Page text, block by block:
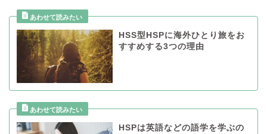
HSS型HSPに海外ひとり旅をお
すすめする3つの理由
HSPは英語などの語学を学ぶの